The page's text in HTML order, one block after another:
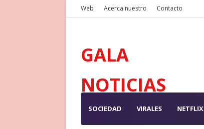
Web Acerca nuestro Contacto
GALA
NOTICIAS
SOCIEDAD VIRALES NETFLIX